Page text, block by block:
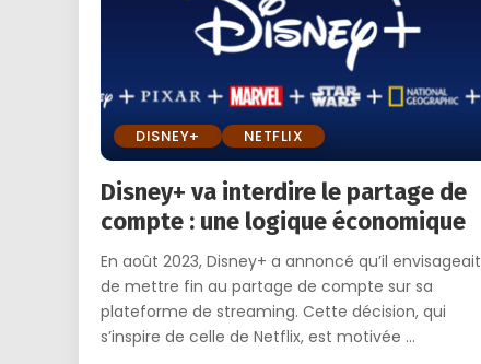
DISNEY+ NETFLIX
Disney+ va interdire le partage de
compte : une logique économique
En août 2023, Disney+ a annoncé qu’il envisageait
de mettre fin au partage de compte sur sa
plateforme de streaming. Cette décision, qui
s’inspire de celle de Netflix, est motivée ...